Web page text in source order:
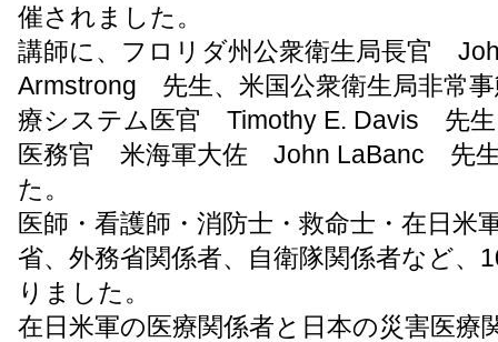
催されました。
講師に、フロリダ州公衆衛生局長官
Armstrong 先生、米国公衆衛生局非常
療システム医官 Timothy E. Davis 先生
医務官 米海軍大佐 John LaBanc 先
た。
医師・看護師・消防士・救命士・在日米
省、外務省関係者、自衛隊関係者など、
りました。
在日米軍の医療関係者と日本の災害医療